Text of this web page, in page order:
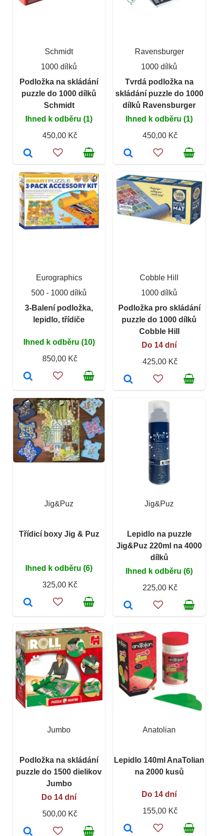
Schmidt
1000 dílků
Podložka na skládání
puzzle do 1000 dílků
Schmidt
Ihned k odběru (1)
450,00 Kč
Ravensburger
1000 dílků
Tvrdá podložka na
skládání puzzle do 1000
dílků Ravensburger
Ihned k odběru (1)
450,00 Kč
Eurographics
500 - 1000 dílků
3-Balení podložka,
lepidlo, třídiče
Ihned k odběru (10)
850,00 Kč
Cobble Hill
1000 dílků
Podložka pro skládání
puzzle do 1000 dílků
Cobble Hill
Do 14 dní
425,00 Kč
Jig&Puz
Třídicí boxy Jig & Puz
Ihned k odběru (6)
325,00 Kč
Jig&Puz
Lepidlo na puzzle
Jig&Puz 220ml na 4000
dílků
Ihned k odběru (6)
225,00 Kč
Jumbo
Podložka na skládání
puzzle do 1500 dielikov
Jumbo
Do 14 dní
500,00 Kč
Anatolian
Lepidlo 140ml AnaTolian
na 2000 kusů
Do 14 dní
155,00 Kč